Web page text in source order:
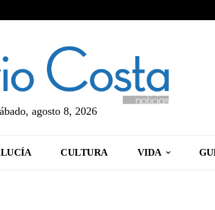
agosto 8, 2026
CULTURA VIDA